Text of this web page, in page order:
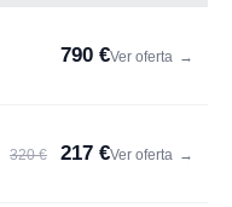
790 €Ver oferta →
320 € 217 €Ver oferta →